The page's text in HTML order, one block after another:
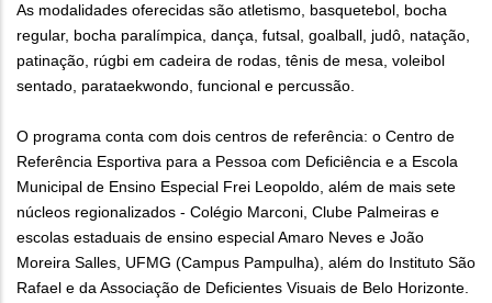
As modalidades oferecidas são atletismo, basquetebol, bocha
regular, bocha paralímpica, dança, futsal, goalball, judô, natação,
patinação, rúgbi em cadeira de rodas, tênis de mesa, voleibol
sentado, parataekwondo, funcional e percussão.
O programa conta com dois centros de referência: o Centro de
Referência Esportiva para a Pessoa com Deficiência e a Escola
Municipal de Ensino Especial Frei Leopoldo, além de mais sete
núcleos regionalizados - Colégio Marconi, Clube Palmeiras e
escolas estaduais de ensino especial Amaro Neves e João
Moreira Salles, UFMG (Campus Pampulha), além do Instituto São
Rafael e da Associação de Deficientes Visuais de Belo Horizonte.